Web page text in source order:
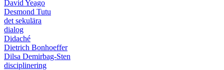
David Yeago
Desmond Tutu
det sekulära
dialog
Didaché
Dietrich Bonhoeffer
Dilsa Demirbag-Sten
disciplinering